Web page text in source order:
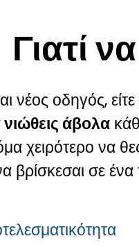
Γιατί
νέος οδηγός,
νιώθεις άβολα
χειρότερο να
βρίσκεσαι σε